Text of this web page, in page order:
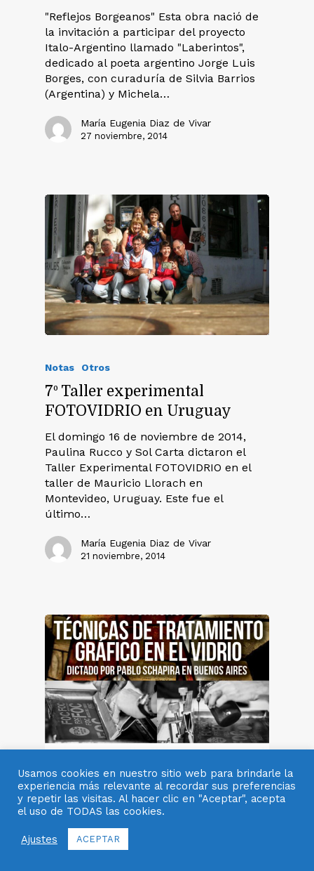
"Reflejos Borgeanos" Esta obra nació de
la invitación a participar del proyecto
Italo-Argentino llamado "Laberintos",
dedicado al poeta argentino Jorge Luis
Borges, con curaduría de Silvia Barrios
(Argentina) y Michela…
María Eugenia Diaz de Vivar
27 noviembre, 2014
Notas Otros
7º Taller experimental
FOTOVIDRIO en Uruguay
El domingo 16 de noviembre de 2014,
Paulina Rucco y Sol Carta dictaron el
Taller Experimental FOTOVIDRIO en el
taller de Mauricio Llorach en
Montevideo, Uruguay. Este fue el
último…
María Eugenia Diaz de Vivar
21 noviembre, 2014
Notas Otros Workshops
Workshop “Técnicas de
Tratamiento Gráfico en el
Vidrio” dictado por Pablo
Usamos cookies en nuestro sitio web para brindarle la
experiencia más relevante al recordar sus preferencias
y repetir las visitas. Al hacer clic en "Aceptar", acepta
el uso de TODAS las cookies.
Ajustes ACEPTAR